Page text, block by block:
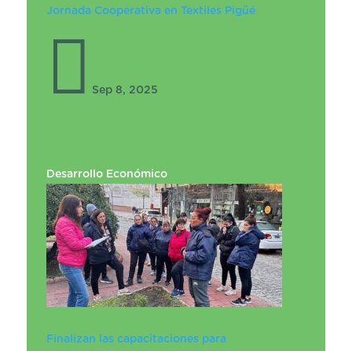
Jornada Cooperativa en Textiles Pigüé
 Sep 8, 2025
Desarrollo Económico
Finalizan las capacitaciones para